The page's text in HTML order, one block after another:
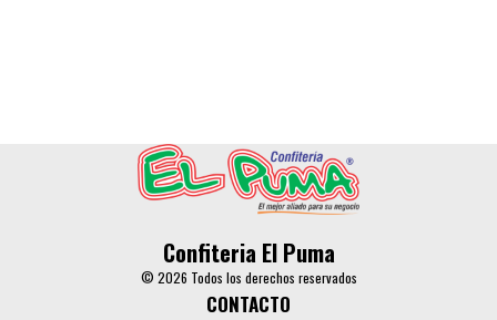
Confiteria El Puma
© 2026 Todos los derechos reservados
CONTACTO